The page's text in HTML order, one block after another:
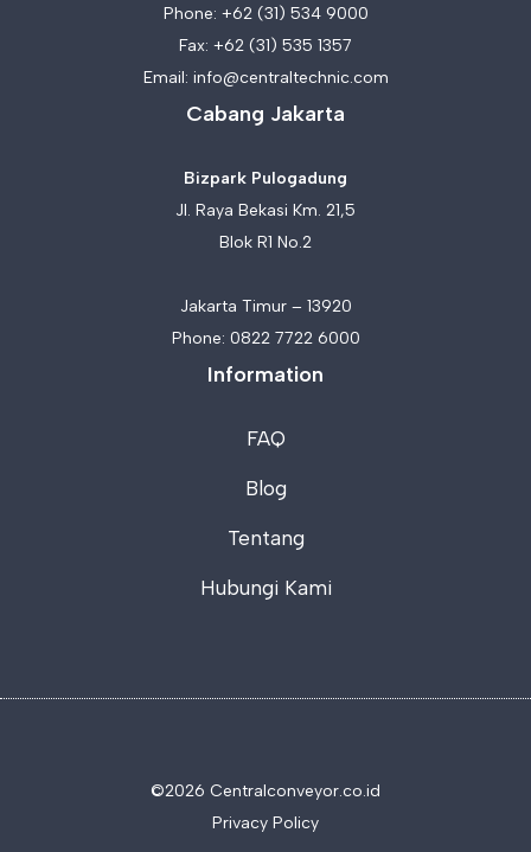
Phone: +62 (31) 534 9000
Fax: +62 (31) 535 1357
Email: info@centraltechnic.com
Cabang Jakarta
Bizpark Pulogadung
Jl. Raya Bekasi Km. 21,5
Blok R1 No.2
Jakarta Timur – 13920
Phone: 0822 7722 6000
Information
FAQ
Blog
Tentang
Hubungi Kami
©2026 Centralconveyor.co.id
Privacy Policy